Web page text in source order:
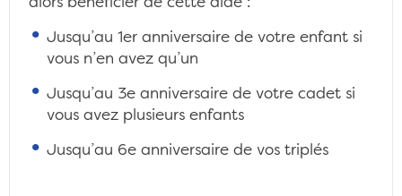
alors bénéficier de cette aide :
Jusqu’au 1er anniversaire de votre enfant si
vous n’en avez qu’un
Jusqu’au 3e anniversaire de votre cadet si
vous avez plusieurs enfants
Jusqu’au 6e anniversaire de vos triplés